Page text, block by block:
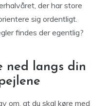
der har store
sig ordentligt.
findes der egentlig?
ned langs din
om, at du skal køre med